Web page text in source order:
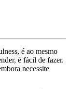
é ao mesmo
é fácil de fazer.
necessite